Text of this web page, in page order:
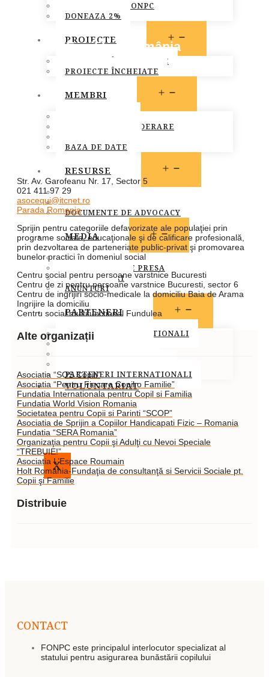
RAPOARTELE FONPC
DONEAZA 2%
PROIECTE
PROIECTE ÎN DERULARE
PROIECTE ÎNCHEIATE
MEMBRI
PROCEDURA DE ADERARE
BAZA DE DATE
RESURSE
LEGISLATIE
PUBLICATII
DOCUMENTE DE ADVOCACY
MEDIA
OPEN
MENU
STIRI
COMUNICATE DE PRESA
INFO MEMBRI
ANUNTURI
PARTENERI
MENU
PARTENERI INSTITUTIONALI
PARTENERI MEDIA
PARTENERI INTERNATIONALI
VOLUNTARIAT
X
Asociaţia Equilibre România
October 31, 2016
Str. Av. Garofeanu Nr. 17, Sector 5
021 411 97 29
asocequi@itcnet.ro
Parada Romania
Sprijin pentru categoriile defavorizate ale populaţiei prin
programe sociale, educaţionale şi de calificare profesională,
prin dezvoltarea de parteneriate public-privat şi promovarea
bunelor practici în domeniul social
Centru social pentru persoane varstnice Bucuresti
Centru de zi pentru persoane varstnice Bucuresti, sector 6
Centru de ingrijiri socio-medicale la domiciliu Baia de Arama
Ingrijire la domiciliu
Centru social multifunctional Fundulea
Alte organizații
Asociatia “SOS Copiii”
Asociatia “Pentru Fiecare Copil o Familie”
Fundatia Internationala pentru Copil si Familia
Fundatia World Vision Romania
Societatea pentru Copii si Parinti “SCOP”
Asociatia de Sprijin a Copiilor Handicapati Fizic – Romania
Fundatia “SERA Romania”
Organizaţia pentru Copii şi Adulţi cu Nevoi Speciale
“TREBUIE!”
Asociatia L’Espace Roumain
Holt România-Fundaţia de consultanţă si Servicii Sociale pt.
Copii şi Familie
Distribuie
CONTACT
FONPC este principalul interlocutor specializat al
statului pentru asigurarea bunăstării copilului